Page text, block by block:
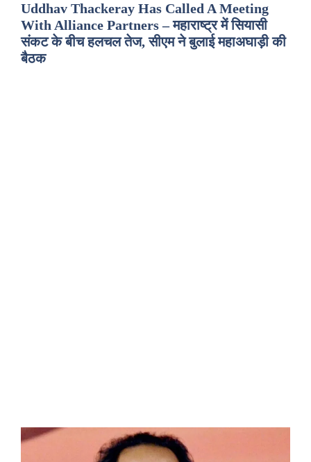
Uddhav Thackeray Has Called A Meeting
With Alliance Partners – महाराष्ट्र में सियासी
संकट के बीच हलचल तेज, सीएम ने बुलाई महाअघाड़ी की
बैठक